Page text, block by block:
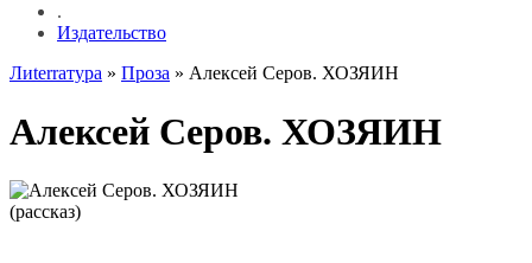
.
Издательство
Лиterraтура » Проза » Алексей Серов. ХОЗЯИН
Алексей Серов. ХОЗЯИН
(рассказ)